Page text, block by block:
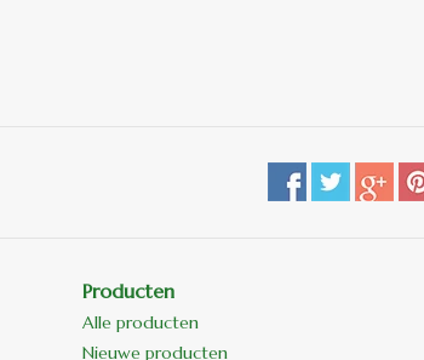
Producten
Alle producten
Nieuwe producten